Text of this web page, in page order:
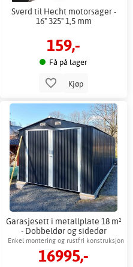
Sverd til Hecht motorsager -
16" 325" 1,5 mm
159,-
Få på lager
Kjøp
Garasjesett i metallplate 18 m²
- Dobbeldør og sidedør
komplett
Enkel montering og rustfri konstruksjon
16995,-